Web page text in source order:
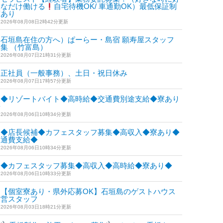
だけ働ける
自宅待機OK/ 車通勤OK）最低保証制
り
2026年08月08日2時42分更新
石垣島在住の方へ）ぱーらー・島宿 願寿屋スタッフ
（竹富島）
2026年08月07日21時31分更新
正社員（一般事務）、土日・祝日休み
2026年08月07日17時57分更新
◆リゾートバイト◆高時給◆交通費別途支給◆寮あり
2026年08月06日10時34分更新
◆店長候補◆カフェスタッフ募集◆高収入◆寮あり◆
費支給◆
2026年08月06日10時34分更新
◆カフェスタッフ募集◆高収入◆高時給◆寮あり◆
2026年08月06日10時33分更新
【個室寮あり・県外応募OK】石垣島のゲストハウス
スタッフ
2026年08月03日18時21分更新